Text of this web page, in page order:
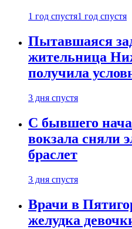
1 год спустя1 год спустя
Пытавшаяся
жительница
получила
3 дня спустя
С бывшего
вокзала сняли
браслет
3 дня спустя
Врачи в
желудка